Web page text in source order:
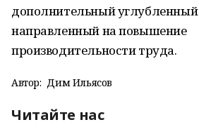
дополнительный углубленный
направленный на повышение
производительности труда.
Автор: Дим Ильясов
Читайте нас